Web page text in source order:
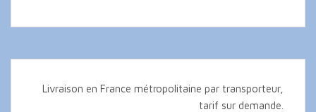
Livraison en France métropolitaine par transporteur,
tarif sur demande.